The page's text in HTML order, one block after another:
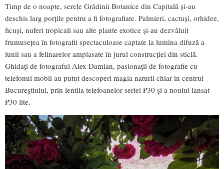
Timp de o noapte, serele Grădinii Botanice din Capitală și-au
deschis larg porțile pentru a fi fotografiate. Palmieri, cactuși, orhidee,
ficuși, nuferi tropicali sau alte plante exotice și-au dezvăluit
frumusețea în fotografii spectaculoase captate la lumina difuză a
lunii sau a felinarelor amplasate în jurul construcției din sticlă.
Ghidați de fotograful Alex Damian, pasionații de fotografie cu
telefonul mobil au putut descoperi magia naturii chiar în centrul
Bucureștiului, prin lentila telefoanelor seriei P30 și a noului lansat
P30 lite.